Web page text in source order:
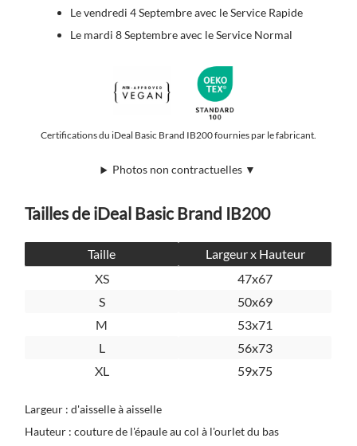
Le vendredi 4 Septembre avec le Service Rapide
Le mardi 8 Septembre avec le Service Normal
Certifications du iDeal Basic Brand IB200 fournies par le fabricant.
Photos non contractuelles ▼
Tailles de iDeal Basic Brand IB200
Taille
Largeur x Hauteur
XS
47x67
S
50x69
M
53x71
L
56x73
XL
59x75
Largeur : d'aisselle à aisselle
Hauteur : couture de l'épaule au col à l'ourlet du bas